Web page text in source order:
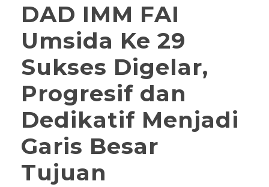
DAD IMM FAI
Umsida Ke 29
Sukses Digelar,
Progresif dan
Dedikatif Menjadi
Garis Besar
Tujuan